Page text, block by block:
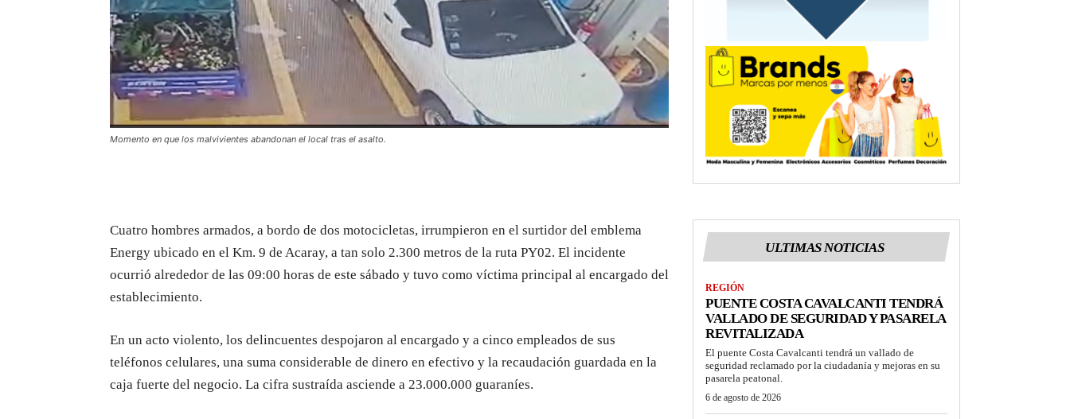
Momento en que los malvivientes abandonan el local tras el asalto.
Cuatro hombres armados, a bordo de dos motocicletas, irrumpieron en el surtidor del emblema
Energy ubicado en el Km. 9 de Acaray, a tan solo 2.300 metros de la ruta PY02. El incidente
ocurrió alrededor de las 09:00 horas de este sábado y tuvo como víctima principal al encargado del
establecimiento.
En un acto violento, los delincuentes despojaron al encargado y a cinco empleados de sus
teléfonos celulares, una suma considerable de dinero en efectivo y la recaudación guardada en la
caja fuerte del negocio. La cifra sustraída asciende a 23.000.000 guaraníes.
ULTIMAS NOTICIAS
REGIÓN
PUENTE COSTA CAVALCANTI TENDRÁ
VALLADO DE SEGURIDAD Y PASARELA
REVITALIZADA
El puente Costa Cavalcanti tendrá un vallado de
seguridad reclamado por la ciudadanía y mejoras en su
pasarela peatonal.
6 de agosto de 2026